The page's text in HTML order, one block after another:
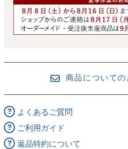
商品について
よくあるご質問
ご利用ガイド
返品特約について